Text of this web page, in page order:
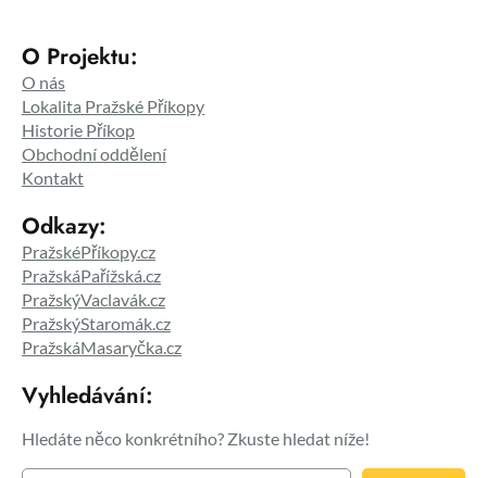
O Projektu:
O nás
Lokalita Pražské Příkopy
Historie Příkop
Obchodní oddělení
Kontakt
Odkazy:
PražskéPříkopy.cz
PražskáPařížská.cz
PražskýVaclavák.cz
PražskýStaromák.cz
PražskáMasaryčka.cz
Vyhledávání:
Hledáte něco konkrétního? Zkuste hledat níže!